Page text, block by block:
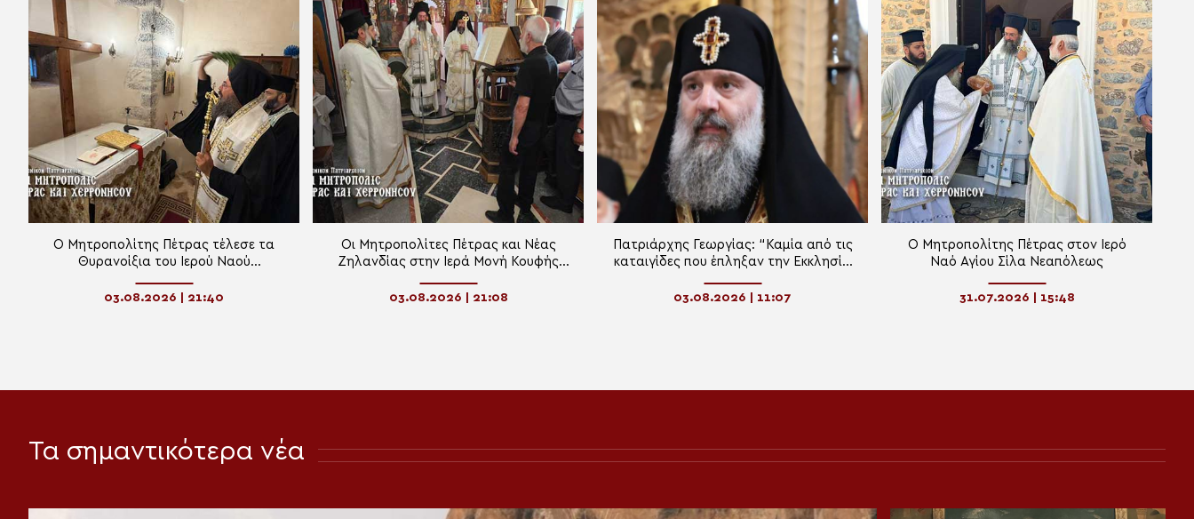
Ο Μητροπολίτης Πέτρας τέλεσε τα
Θυρανοίξια του Ιερού Ναού
Δωριών
03.08.2026 | 21:40
Οι Μητροπολίτες Πέτρας και Νέας
Ζηλανδίας στην Ιερά Μονή Κουφής
03.08.2026 | 21:08
Πατριάρχης Γεωργίας: “Καμία από τις
καταιγίδες που έπληξαν την Εκκλησία
Πατριάρχη Ηλία”
03.08.2026 | 11:07
Ο Μητροπολίτης Πέτρας στον Ιερό
Ναό Αγίου Σίλα Νεαπόλεως
31.07.2026 | 15:48
Τα σημαντικότερα νέα